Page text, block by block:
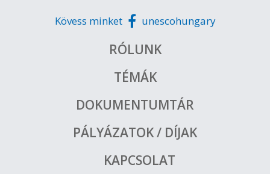
Kövess minket unescohungary
RÓLUNK
TÉMÁK
DOKUMENTUMTÁR
PÁLYÁZATOK / DÍJAK
KAPCSOLAT